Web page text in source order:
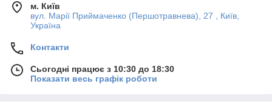
м. Київ
вул. Марії Приймаченко (Першотравнева), 27 , Київ,
Україна
Контакти
Сьогодні працює з 10:30 до 18:30
Показати весь графік роботи